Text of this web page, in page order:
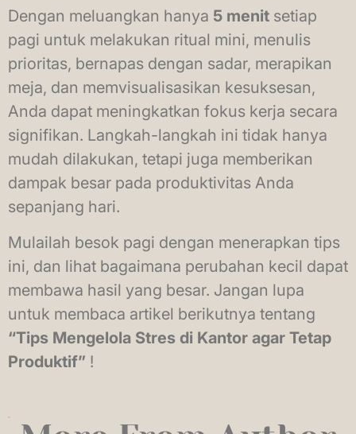
Dengan meluangkan hanya 5 menit setiap
pagi untuk melakukan ritual mini, menulis
prioritas, bernapas dengan sadar, merapikan
meja, dan memvisualisasikan kesuksesan,
Anda dapat meningkatkan fokus kerja secara
signifikan. Langkah-langkah ini tidak hanya
mudah dilakukan, tetapi juga memberikan
dampak besar pada produktivitas Anda
sepanjang hari.
Mulailah besok pagi dengan menerapkan tips
ini, dan lihat bagaimana perubahan kecil dapat
membawa hasil yang besar. Jangan lupa
untuk membaca artikel berikutnya tentang
“Tips Mengelola Stres di Kantor agar Tetap
Produktif” !